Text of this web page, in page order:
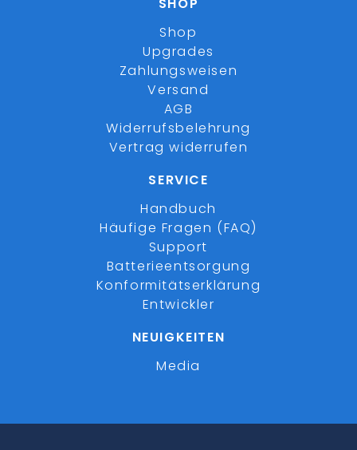
Shop
Upgrades
Zahlungsweisen
Versand
AGB
Widerrufsbelehrung
Vertrag widerrufen
SERVICE
Handbuch
Häufige Fragen (FAQ)
Support
Batterieentsorgung
Konformitätserklärung
Entwickler
NEUIGKEITEN
Media